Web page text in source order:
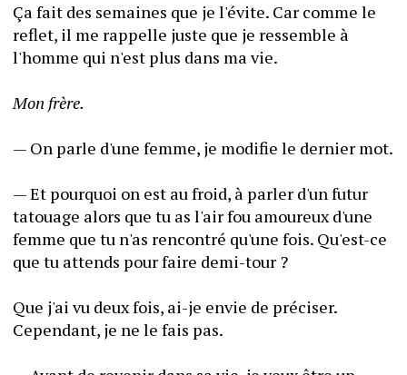
Ça fait des semaines que je l'évite. Car comme le
reflet, il me rappelle juste que je ressemble à
l'homme qui n'est plus dans ma vie.
Mon frère.
— On parle d'une femme, je modifie le dernier mot.
— Et pourquoi on est au froid, à parler d'un futur
tatouage alors que tu as l'air fou amoureux d'une
femme que tu n'as rencontré qu'une fois. Qu'est-ce
que tu attends pour faire demi-tour ?
Que j'ai vu deux fois, ai-je envie de préciser.
Cependant, je ne le fais pas.